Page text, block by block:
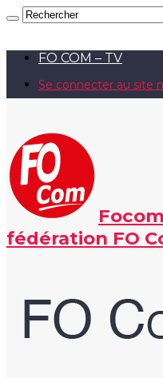
FO COM – TV
Se connecter au site
fédération FO